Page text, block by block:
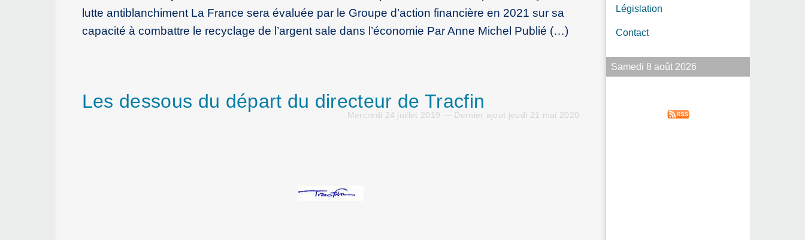
lutte antiblanchiment La France sera évaluée par le Groupe d’action financière en 2021 sur sa
capacité à combattre le recyclage de l’argent sale dans l’économie Par Anne Michel Publié (…)
Les dessous du départ du directeur de Tracfin
Mercredi 24 juillet 2019 — Dernier ajout jeudi 21 mai 2020
Législation
Contact
Samedi 8 août 2026